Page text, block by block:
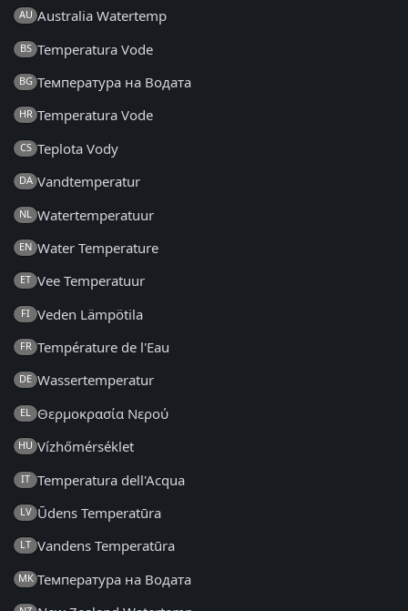
AU Australia Watertemp
BS Temperatura Vode
BG Температура на Водата
HR Temperatura Vode
CS Teplota Vody
DA Vandtemperatur
NL Watertemperatuur
EN Water Temperature
ET Vee Temperatuur
FI Veden Lämpötila
FR Température de l'Eau
DE Wassertemperatur
EL Θερμοκρασία Νερού
HU Vízhőmérséklet
IT Temperatura dell'Acqua
LV Ūdens Temperatūra
LT Vandens Temperatūra
MK Температура на Водата